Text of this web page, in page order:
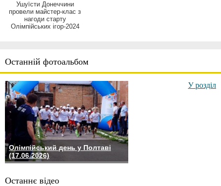
Останній фотоальбом
Олімпійський день у Полтаві
(17.06.2026)
У розділ
Останнє відео
Ушуїсти Донеччини
провели майстер-клас з
нагоди старту
Олімпійських ігор-2024